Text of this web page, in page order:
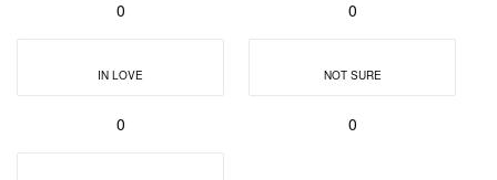
0 0
IN LOVE
0
NOT SURE
0